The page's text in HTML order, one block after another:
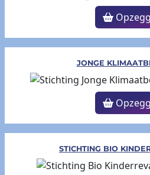
JONGE
STICHTING BIO